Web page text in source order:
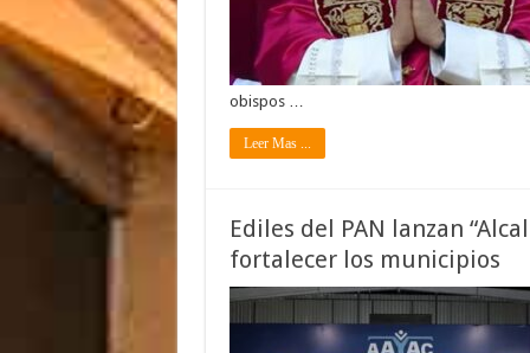
obispos …
Leer Mas ...
Ediles del PAN lanzan
fortalecer los municipios